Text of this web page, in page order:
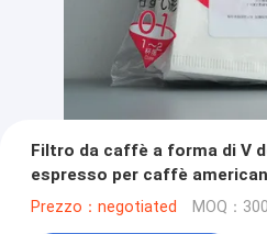
Filtro da caffè a forma di V
espresso per caffè
Prezzo：negotiated MOQ：